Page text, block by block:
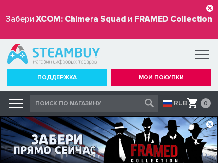
Забери XCOM: Chimera Squad и FRAMED Collection
бесплатно
ПОДДЕРЖКА МОИ ПОКУПКИ
RUB 0